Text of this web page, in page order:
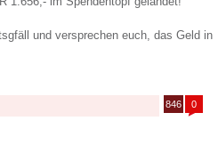
und versprechen euch, das Geld in
846 0